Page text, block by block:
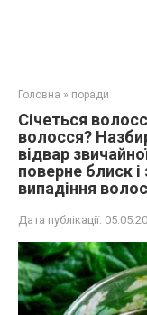
Головна » поради
Січеться
волосся?
відвар
поверне блиск
випадіння
Дата публікації: